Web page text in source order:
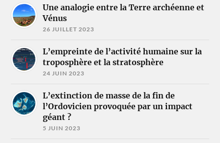
Une analogie entre la Terre archéenne et
Vénus
26 JUILLET 2023
L’empreinte de l’activité humaine sur la
troposphère et la stratosphère
24 JUIN 2023
L’extinction de masse de la fin de
l’Ordovicien provoquée par un impact
géant ?
5 JUIN 2023